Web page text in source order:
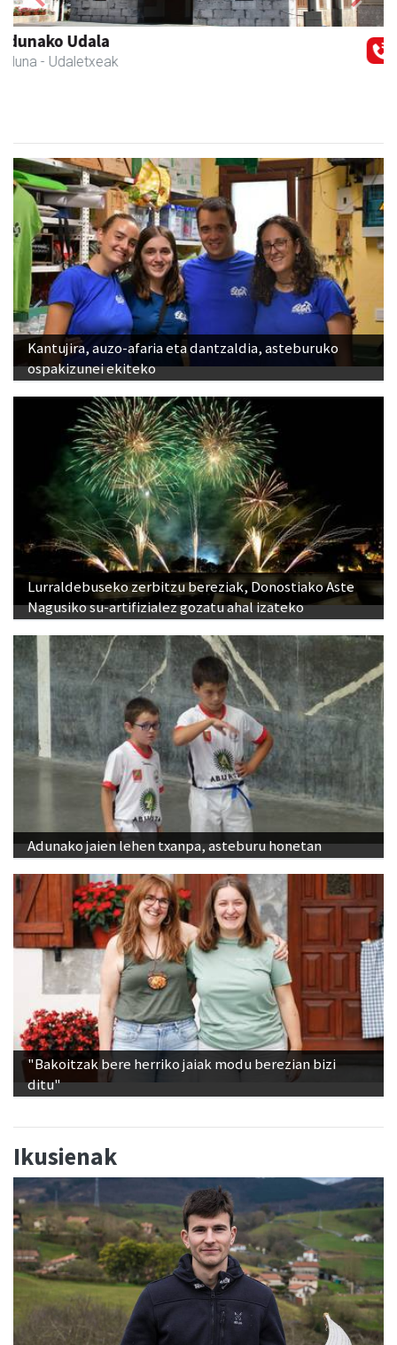
Ormendi kirolak
Andoain - Kirol dendak
Previous Next
Kantujira, auzo-afaria eta dantzaldia, asteburuko
ospakizunei ekiteko
Lurraldebuseko zerbitzu bereziak, Donostiako Aste
Nagusiko su-artifizialez gozatu ahal izateko
Adunako jaien lehen txanpa, asteburu honetan
"Bakoitzak bere herriko jaiak modu berezian bizi
ditu"
Ikusienak